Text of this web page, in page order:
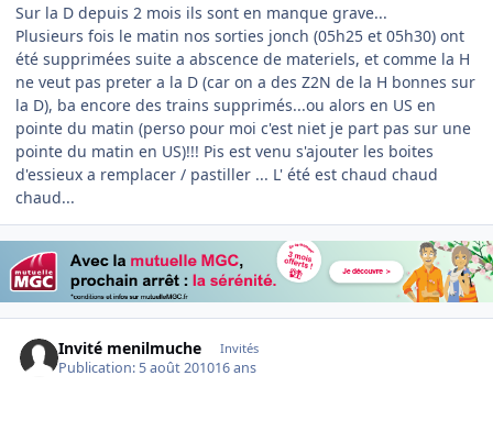
Sur la D depuis 2 mois ils sont en manque grave...
Plusieurs fois le matin nos sorties jonch (05h25 et 05h30) ont
été supprimées suite a abscence de materiels, et comme la H
ne veut pas preter a la D (car on a des Z2N de la H bonnes sur
la D), ba encore des trains supprimés...ou alors en US en
pointe du matin (perso pour moi c'est niet je part pas sur une
pointe du matin en US)!!! Pis est venu s'ajouter les boites
d'essieux a remplacer / pastiller ... L' été est chaud chaud
chaud...
Invité menilmuche Invités
Publication: 5 août 201016 ans